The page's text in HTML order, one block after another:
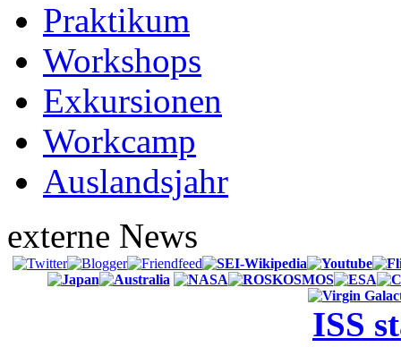
Praktikum
Workshops
Exkursionen
Workcamp
Auslandsjahr
externe News
ISS